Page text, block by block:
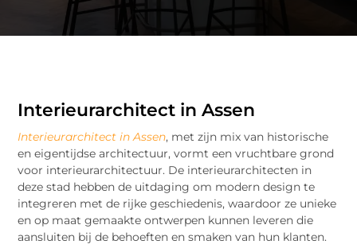
Interieurarchitect in Assen
Interieurarchitect in Assen, met zijn mix van historische
en eigentijdse architectuur, vormt een vruchtbare grond
voor interieurarchitectuur. De interieurarchitecten in
deze stad hebben de uitdaging om modern design te
integreren met de rijke geschiedenis, waardoor ze unieke
en op maat gemaakte ontwerpen kunnen leveren die
aansluiten bij de behoeften en smaken van hun klanten.